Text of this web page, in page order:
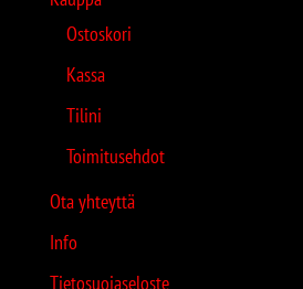
Ostoskori
Kassa
Tilini
Toimitusehdot
Ota yhteyttä
Info
Tietosuojaseloste